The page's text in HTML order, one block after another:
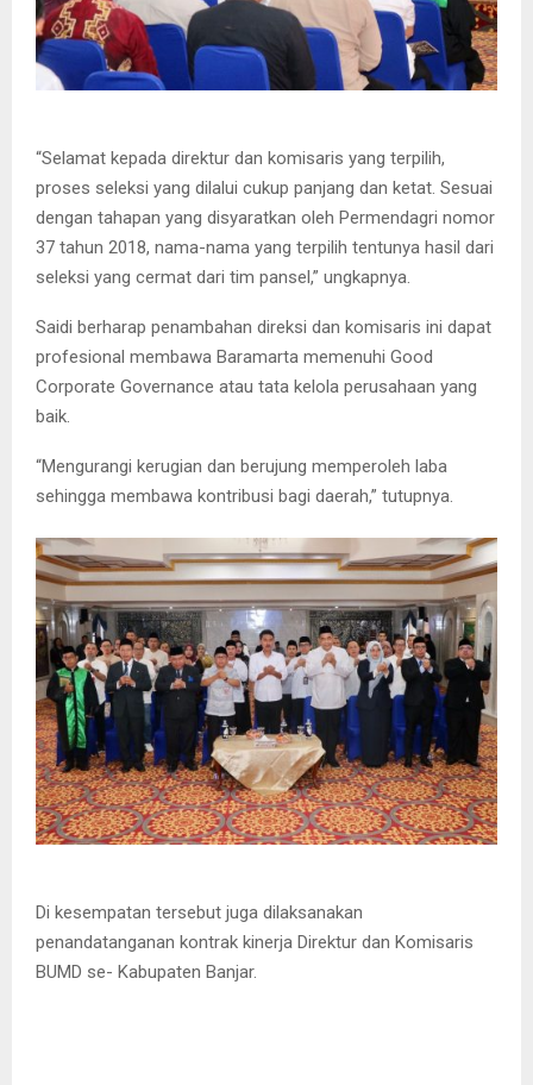
“Selamat kepada direktur dan komisaris yang terpilih,
proses seleksi yang dilalui cukup panjang dan ketat. Sesuai
dengan tahapan yang disyaratkan oleh Permendagri nomor
37 tahun 2018, nama-nama yang terpilih tentunya hasil dari
seleksi yang cermat dari tim pansel,” ungkapnya.
Saidi berharap penambahan direksi dan komisaris ini dapat
profesional membawa Baramarta memenuhi Good
Corporate Governance atau tata kelola perusahaan yang
baik.
“Mengurangi kerugian dan berujung memperoleh laba
sehingga membawa kontribusi bagi daerah,” tutupnya.
Di kesempatan tersebut juga dilaksanakan
penandatanganan kontrak kinerja Direktur dan Komisaris
BUMD se- Kabupaten Banjar.